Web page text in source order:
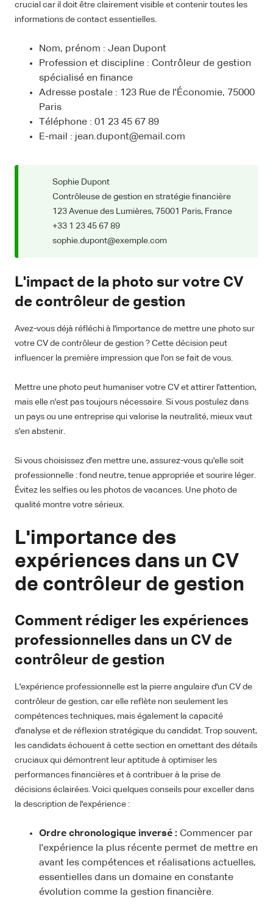
crucial car il doit être clairement visible et contenir toutes les
informations de contact essentielles.
Nom, prénom : Jean Dupont
Profession et discipline : Contrôleur de gestion
spécialisé en finance
Adresse postale : 123 Rue de l'Économie, 75000
Paris
Téléphone : 01 23 45 67 89
E-mail : jean.dupont@email.com
Sophie Dupont
Contrôleuse de gestion en stratégie financière
123 Avenue des Lumières, 75001 Paris, France
+33 1 23 45 67 89
sophie.dupont@exemple.com
L'impact de la photo sur votre CV
de contrôleur de gestion
Avez-vous déjà réfléchi à l'importance de mettre une photo sur
votre CV de contrôleur de gestion ? Cette décision peut
influencer la première impression que l'on se fait de vous.
Mettre une photo peut humaniser votre CV et attirer l'attention,
mais elle n'est pas toujours nécessaire. Si vous postulez dans
un pays ou une entreprise qui valorise la neutralité, mieux vaut
s'en abstenir.
Si vous choisissez d'en mettre une, assurez-vous qu'elle soit
professionnelle : fond neutre, tenue appropriée et sourire léger.
Évitez les selfies ou les photos de vacances. Une photo de
qualité montre votre sérieux.
L'importance des
expériences dans un CV
de contrôleur de gestion
Comment rédiger les expériences
professionnelles dans un CV de
contrôleur de gestion
L'expérience professionnelle est la pierre angulaire d'un CV de
contrôleur de gestion, car elle reflète non seulement les
compétences techniques, mais également la capacité
d'analyse et de réflexion stratégique du candidat. Trop souvent,
les candidats échouent à cette section en omettant des détails
cruciaux qui démontrent leur aptitude à optimiser les
performances financières et à contribuer à la prise de
décisions éclairées. Voici quelques conseils pour exceller dans
la description de l'expérience :
Ordre chronologique inversé : Commencer par
l'expérience la plus récente permet de mettre en
avant les compétences et réalisations actuelles,
essentielles dans un domaine en constante
évolution comme la gestion financière.